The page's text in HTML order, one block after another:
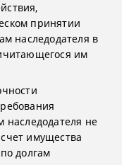
принятии
наследодателя в
им
наследодателя не
имущества
долгам